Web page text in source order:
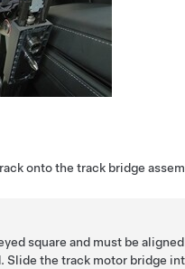
onto the track bridge
square and must be
Slide the track motor bridge